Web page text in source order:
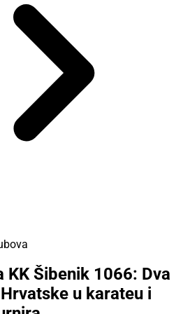
KK Šibenik 1066: Dva
u karateu i